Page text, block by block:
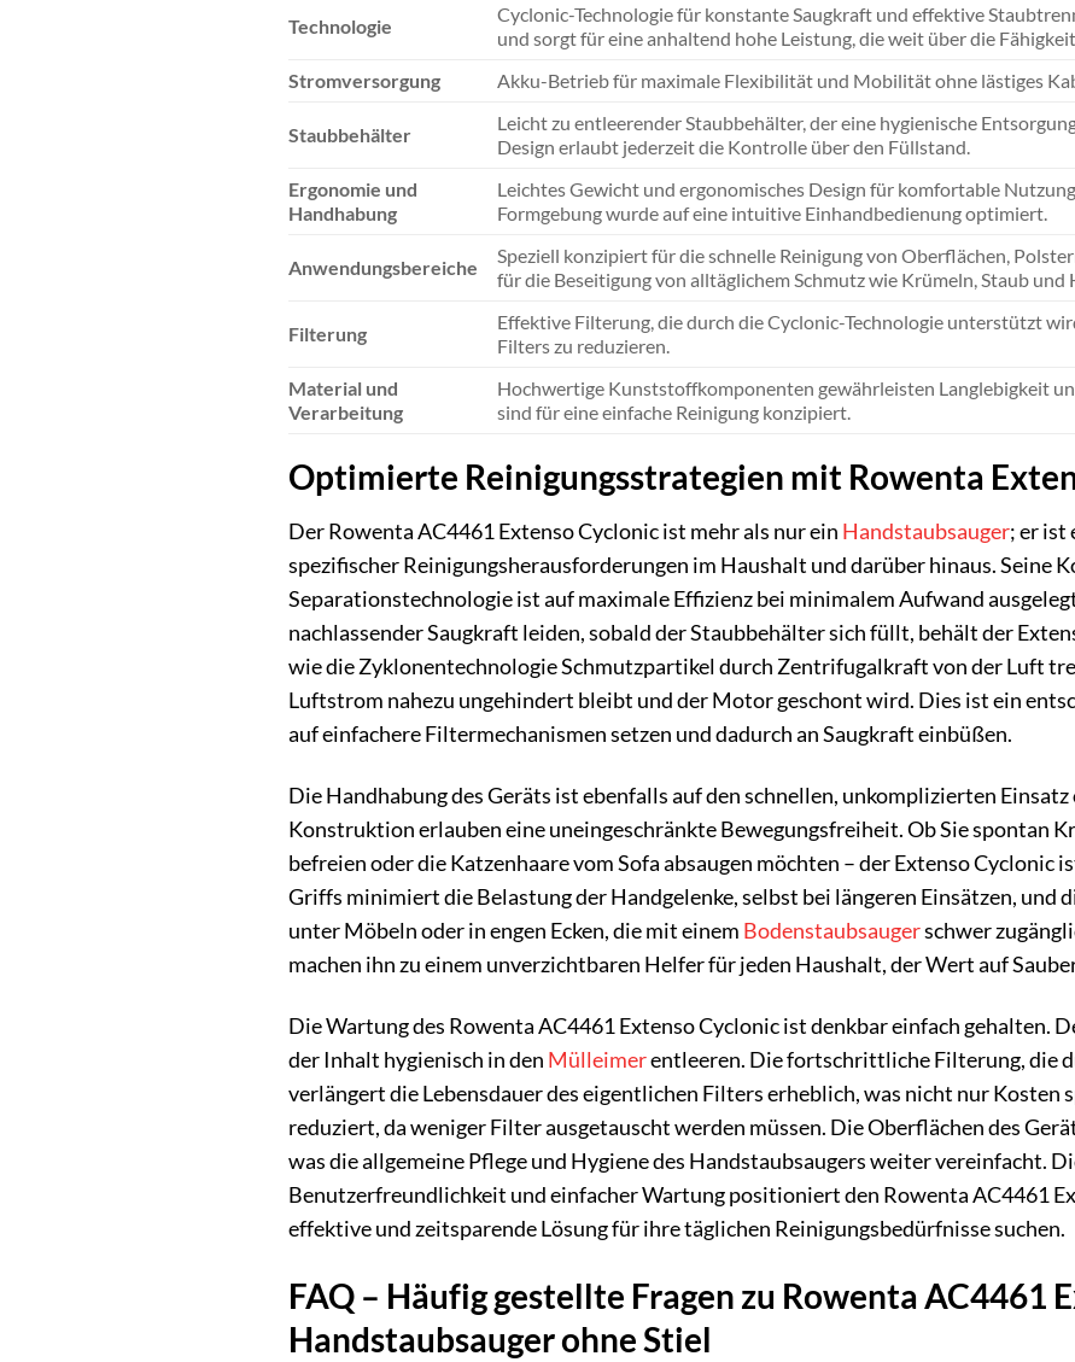
Technologie
Cyclonic-Technologie für konstante Saugkraft und effektive
und sorgt für eine anhaltend hohe Leistung, die weit über die
Stromversorgung
Akku-Betrieb für maximale Flexibilität und Mobilität ohne lästiges
Staubbehälter
Leicht zu entleerender Staubbehälter, der eine hygienische
Design erlaubt jederzeit die Kontrolle über den Füllstand.
Ergonomie und
Handhabung
Leichtes Gewicht und ergonomisches Design für komfortable
Formgebung wurde auf eine intuitive Einhandbedienung optimiert.
Anwendungsbereiche
Speziell konzipiert für die schnelle Reinigung von Oberflächen,
für die Beseitigung von alltäglichem Schmutz wie Krümeln, Staub und
Filterung
Effektive Filterung, die durch die Cyclonic-Technologie unterstützt
Filters zu reduzieren.
Material und
Verarbeitung
Hochwertige Kunststoffkomponenten gewährleisten Langlebigkeit
sind für eine einfache Reinigung konzipiert.
Optimierte Reinigungsstrategien mit Rowenta
Der Rowenta AC4461 Extenso Cyclonic ist mehr als nur ein Handstaubsauger; er ist
spezifischer Reinigungsherausforderungen im Haushalt und darüber hinaus.
Separationstechnologie ist auf maximale Effizienz bei minimalem Aufwand
nachlassender Saugkraft leiden, sobald der Staubbehälter sich füllt, behält der
wie die Zyklonentechnologie Schmutzpartikel durch Zentrifugalkraft von der Luft
Luftstrom nahezu ungehindert bleibt und der Motor geschont wird. Dies ist ein
auf einfachere Filtermechanismen setzen und dadurch an Saugkraft einbüßen.
Die Handhabung des Geräts ist ebenfalls auf den schnellen, unkomplizierten
Konstruktion erlauben eine uneingeschränkte Bewegungsfreiheit. Ob Sie spontan
befreien oder die Katzenhaare vom Sofa absaugen möchten – der Extenso
Griffs minimiert die Belastung der Handgelenke, selbst bei längeren Einsätzen, und
unter Möbeln oder in engen Ecken, die mit einem Bodenstaubsaugerschwer
machen ihn zu einem unverzichtbaren Helfer für jeden Haushalt, der Wert auf
Die Wartung des Rowenta AC4461 Extenso Cyclonic ist denkbar einfach gehalten.
der Inhalt hygienisch in den Mülleimerentleeren. Die fortschrittliche Filterung, die
verlängert die Lebensdauer des eigentlichen Filters erheblich, was nicht nur Kosten
reduziert, da weniger Filter ausgetauscht werden müssen. Die Oberflächen des
was die allgemeine Pflege und Hygiene des Handstaubsaugers weiter vereinfacht.
Benutzerfreundlichkeit und einfacher Wartung positioniert den Rowenta AC4461
effektive und zeitsparende Lösung für ihre täglichen Reinigungsbedürfnisse suchen.
FAQ – Häufig gestellte Fragen zu Rowenta AC4461
Handstaubsauger ohne Stiel